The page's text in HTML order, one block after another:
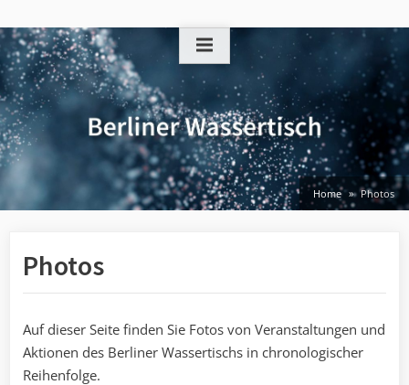
to
content
Home Photos
Photos
Auf dieser Seite finden Sie Fotos von Veranstaltungen und
Aktionen des Berliner Wassertischs in chronologischer
Reihenfolge.